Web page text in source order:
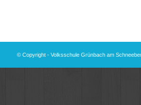
© Copyright - Volksschule Grünbach am